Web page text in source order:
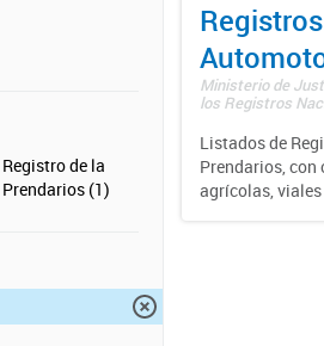
de la
(1)
Ministerio de
los Registros
Listados de
Prendarios,
agrícolas,